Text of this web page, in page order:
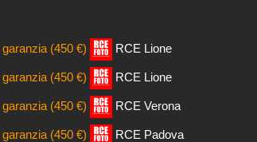
(450 €)
RCE Lione
(450 €) RCE Lione
(450 €) RCE Verona
(450 €) RCE Padova